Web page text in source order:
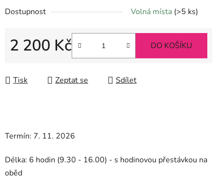
Dostupnost Volná místa (>5 ks)
2 200 Kč DO KOŠÍKU
Tisk Zeptat se Sdílet
Termín: 7. 11. 2026
Délka: 6 hodin (9.30 - 16.00) - s hodinovou přestávkou na
oběd